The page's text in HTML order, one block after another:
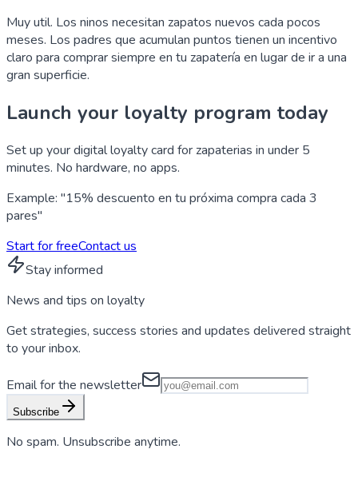
Muy util. Los ninos necesitan zapatos nuevos cada pocos
meses. Los padres que acumulan puntos tienen un incentivo
claro para comprar siempre en tu zapatería en lugar de ir a una
gran superficie.
Launch your loyalty program today
Set up your digital loyalty card for zapaterias in under 5
minutes. No hardware, no apps.
Example: "15% descuento en tu próxima compra cada 3
pares"
Start for freeContact us
Stay informed
News and tips on loyalty
Get strategies, success stories and updates delivered straight
to your inbox.
Email for the newsletter
Subscribe
No spam. Unsubscribe anytime.